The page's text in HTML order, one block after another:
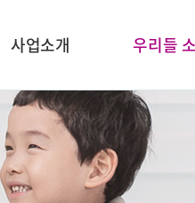
사업소개 우리들